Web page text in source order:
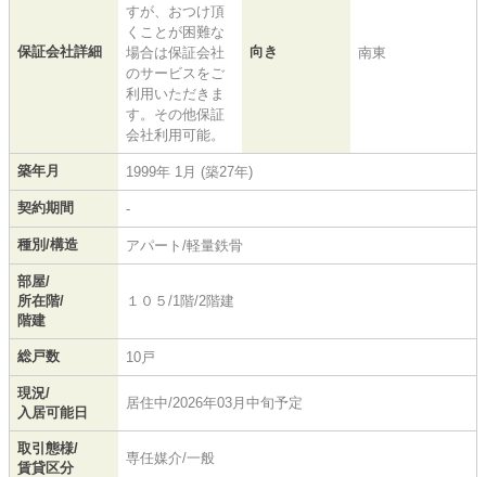
保証会社詳細
すが、おつけ頂
くことが困難な
場合は保証会社
のサービスをご
利用いただきま
す。その他保証
会社利用可能。
向き 南東
築年月 1999年 1月 (築27年)
契約期間 -
種別/構造 アパート/軽量鉄骨
部屋/
所在階/
階建
１０５/1階/2階建
総戸数 10戸
現況/
入居可能日
居住中/2026年03月中旬予定
取引態様/
賃貸区分
専任媒介/一般